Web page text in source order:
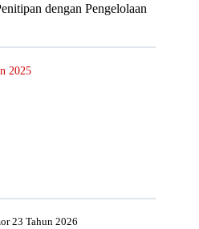
dengan Pengelolaan
2025
23 Tahun 2026